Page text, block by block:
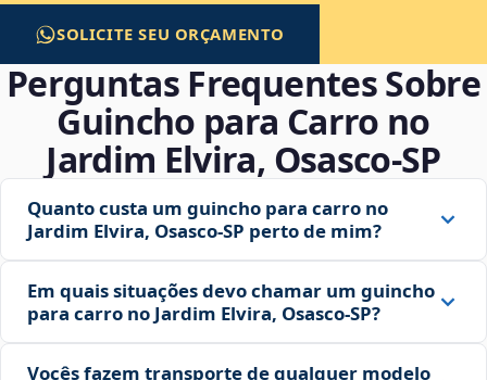
SOLICITE SEU ORÇAMENTO
Perguntas Frequentes Sobre
Guincho para Carro no
Jardim Elvira, Osasco‑SP
Quanto custa um guincho para carro no
Jardim Elvira, Osasco‑SP perto de mim?
Em quais situações devo chamar um guincho
para carro no Jardim Elvira, Osasco‑SP?
Vocês fazem transporte de qualquer modelo